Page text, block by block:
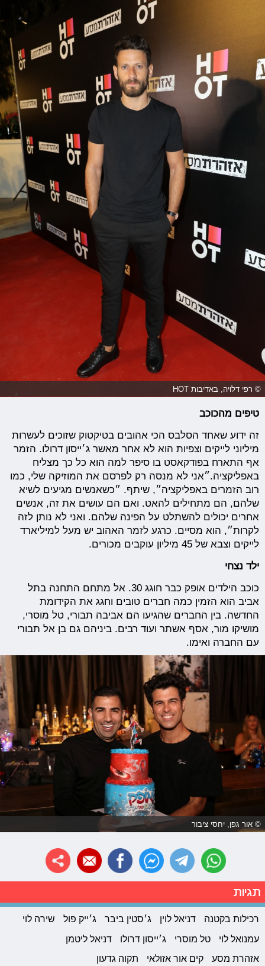
© רפי דלויה, באדיבות HOT
טיפים מהכוכב
זה ידוע שאחד הסלבס הכי אהובים בטיקטוק שזוכים לעשרות
מיליוני לייקים וצפיות הוא לא אחר מאשר ג׳ייסון דרולו. הזמר
אף התארח בפודקאסט בו סיפר למה הוא כל כך מצליח
באפליקציה.״אני לא מנסה רק לפרסם את המוזיקה שלי, כמו
רוב הזמרים באפליקציה״, שיתף. ״כשאנשים מגיעים לשיא
שלהם, הם מתחילים להאט. ואם הם עושים את זה, אנשים
אחרים יכולים להשתלט על הפינה שלהם. ואני לא נותן לזה
לקרות״, הוא מסיים. כרגע לזמר האהוב יש מעל למיליארד
לייקים וצבא של 45 מיליון עוקבים מכורים.
ילד נצחי
כוכב הילדים אופק כבר חוגג 30. אל מתחם התחנה בתל
אביב הוא הזמין כמה חברים טובים וחגג את הקידומת
החדשה. בין החברים שהגיעו הם אביבה תבורי, טל מוסרי,
מושיקו מור, אסף אשתר ועוד רבים. ביניהם גם בן אל תבורי
עם החברה ואימו.
© אור גפן, יחסי ציבור
תגיות
רכילות בקטנה דניאל לוין ג׳סטין ביבר ג׳ייק פול
שירה לוי
עמנואל לוי
טל מוסרי ג׳ייסון דרולו
דניאל ליטמן
אזהרת מסע
קים אור אזולאי תקוה גדעון